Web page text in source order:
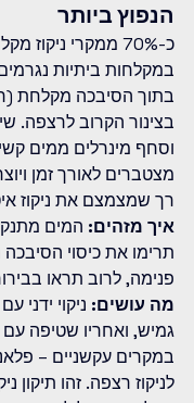
הנפוץ ביותר
כ-70% ממקרי ניקוז
במקלחות ביתיות
בתוך הסיבכה מקלחת
בצינור הקרוב לרצפה.
וסחף מינרלים ממים
מצטברים לאורך זמן
רך שמצמצם את ניקוז
איך מזהים: המים
תרימו את כיסוי
פנימה, לרוב תראו
מה עושים: ניקוי ידני
גמיש, ואחריו שטיפה
במקרים עקשניים –
לניקוז רצפה. זהו תיקון